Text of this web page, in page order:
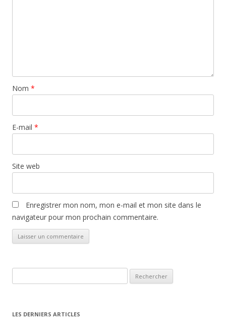
Nom *
E-mail *
Site web
Enregistrer mon nom, mon e-mail et mon site dans le
navigateur pour mon prochain commentaire.
LES DERNIERS ARTICLES